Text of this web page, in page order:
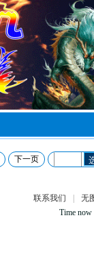
下一页
联系我们
无
Time now